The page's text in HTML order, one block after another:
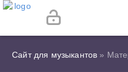
Сайт для музыкантов »